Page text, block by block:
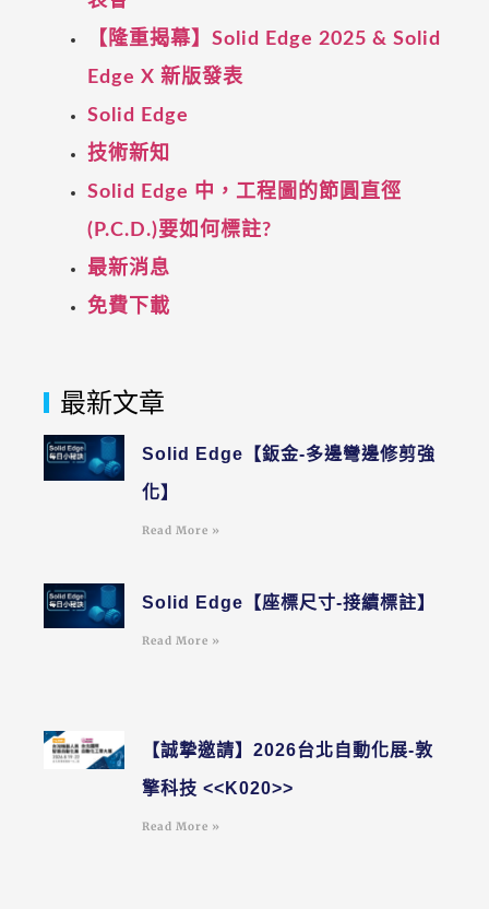
【隆重揭幕】Solid Edge 2025 & Solid
Edge X 新版發表
Solid Edge
技術新知
Solid Edge 中，工程圖的節圓直徑
(P.C.D.)要如何標註?
最新消息
免費下載
最新文章
Solid Edge【鈑金-多邊彎邊修剪強
化】
Read More »
Solid Edge【座標尺寸-接續標註】
Read More »
【誠摯邀請】2026台北自動化展-敦
擎科技 <<K020>>
Read More »